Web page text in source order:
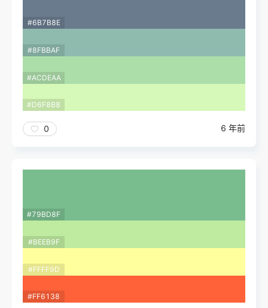
#6B7B8E
#8FBBAF
#ACDEAA
#D6F8B8
0 6 年前
#79BD8F
#BEEB9F
#FFFF9D
#FF6138